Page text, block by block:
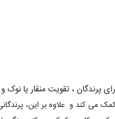
پرندگان ، تقویت منقار یا نوک
می کند و علاوه بر این،